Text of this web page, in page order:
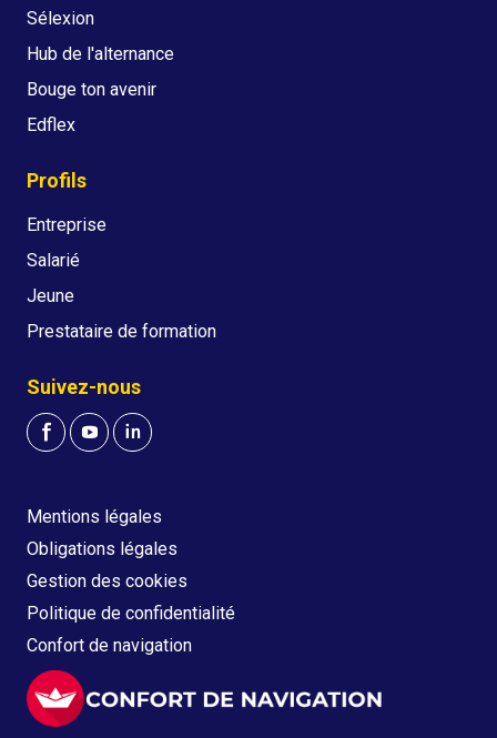
Sélexion
Hub de l'alternance
Bouge ton avenir
Edflex
Profils
Entreprise
Salarié
Jeune
Prestataire de formation
Suivez-nous
Mentions légales
Obligations légales
Gestion des cookies
Politique de confidentialité
Confort de navigation